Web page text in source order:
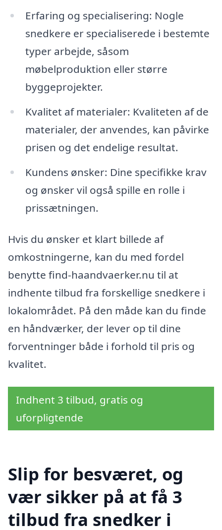
Erfaring og specialisering: Nogle
snedkere er specialiserede i bestemte
typer arbejde, såsom
møbelproduktion eller større
byggeprojekter.
Kvalitet af materialer: Kvaliteten af de
materialer, der anvendes, kan påvirke
prisen og det endelige resultat.
Kundens ønsker: Dine specifikke krav
og ønsker vil også spille en rolle i
prissætningen.
Hvis du ønsker et klart billede af
omkostningerne, kan du med fordel
benytte find-haandvaerker.nu til at
indhente tilbud fra forskellige snedkere i
lokalområdet. På den måde kan du finde
en håndværker, der lever op til dine
forventninger både i forhold til pris og
kvalitet.
Indhent 3 tilbud, gratis og
uforpligtende
Slip for besværet, og
vær sikker på at få 3
tilbud fra snedker i